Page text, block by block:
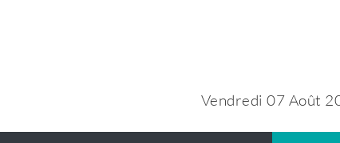
Vendredi 07 Août